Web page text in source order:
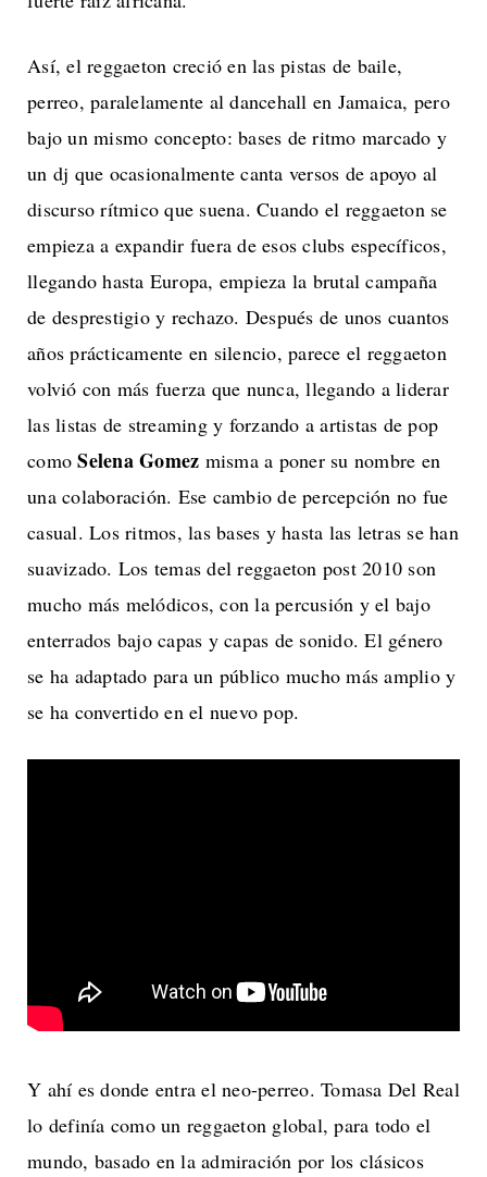
Así, el reggaeton creció en las pistas de baile,
perreo, paralelamente al dancehall en Jamaica, pero
bajo un mismo concepto: bases de ritmo marcado y
un dj que ocasionalmente canta versos de apoyo al
discurso rítmico que suena. Cuando el reggaeton se
empieza a expandir fuera de esos clubs específicos,
llegando hasta Europa, empieza la brutal campaña
de desprestigio y rechazo. Después de unos cuantos
años prácticamente en silencio, parece el reggaeton
volvió con más fuerza que nunca, llegando a liderar
las listas de streaming y forzando a artistas de pop
comoSelena Gomez misma a poner su nombre en
una colaboración. Ese cambio de percepción no fue
casual. Los ritmos, las bases y hasta las letras se han
suavizado. Los temas del reggaeton post 2010 son
mucho más melódicos, con la percusión y el bajo
enterrados bajo capas y capas de sonido. El género
se ha adaptado para un público mucho más amplio y
se ha convertido en el nuevo pop.
Y ahí es donde entra el neo-perreo. Tomasa Del Real
lo definía como un reggaeton global, para todo el
mundo, basado en la admiración por los clásicos